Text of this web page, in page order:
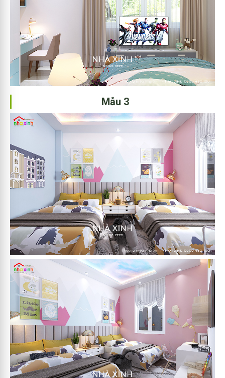
Mẫu 3